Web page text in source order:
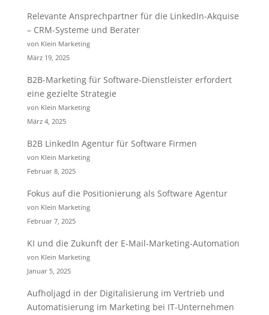
Relevante Ansprechpartner für die LinkedIn-Akquise
– CRM-Systeme und Berater
von Klein Marketing
März 19, 2025
B2B-Marketing für Software-Dienstleister erfordert
eine gezielte Strategie
von Klein Marketing
März 4, 2025
B2B LinkedIn Agentur für Software Firmen
von Klein Marketing
Februar 8, 2025
Fokus auf die Positionierung als Software Agentur
von Klein Marketing
Februar 7, 2025
KI und die Zukunft der E-Mail-Marketing-Automation
von Klein Marketing
Januar 5, 2025
Aufholjagd in der Digitalisierung im Vertrieb und
Automatisierung im Marketing bei IT-Unternehmen